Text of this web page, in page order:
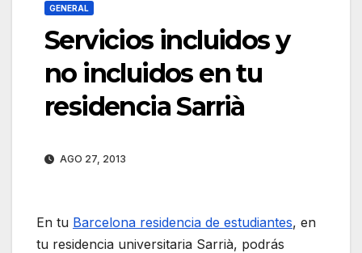
GENERAL
Servicios incluidos y
no incluidos en tu
residencia Sarrià
AGO 27, 2013
En tu Barcelona residencia de estudiantes, en
tu residencia universitaria Sarrià, podrás